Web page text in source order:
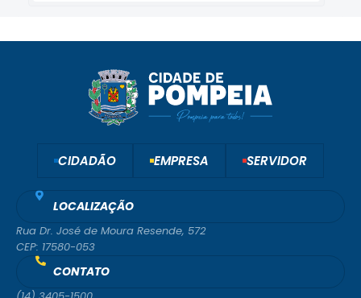
CIDADÃO EMPRESA SERVIDOR
LOCALIZAÇÃO
Rua Dr. José de Moura Resende, 572
CEP: 17580-053
CONTATO